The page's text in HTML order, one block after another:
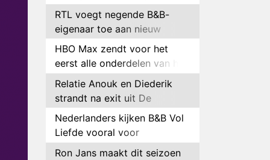
verlaten
RTL voegt negende B&B-
eigenaar toe aan nieuw
seizoen B&B Vol Liefde
HBO Max zendt voor het
eerst alle onderdelen van het
EK Atletiek uit
Relatie Anouk en Diederik
strandt na exit uit De
Bondgenoten
Nederlanders kijken B&B Vol
Liefde vooral voor
ongemakkelijke momenten
Ron Jans maakt dit seizoen